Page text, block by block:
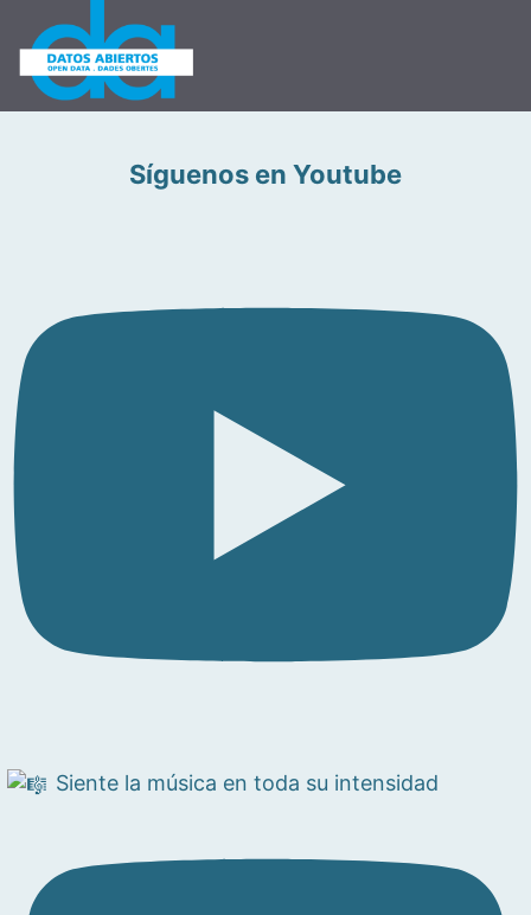
Síguenos en Youtube
Siente la música en toda su intensidad